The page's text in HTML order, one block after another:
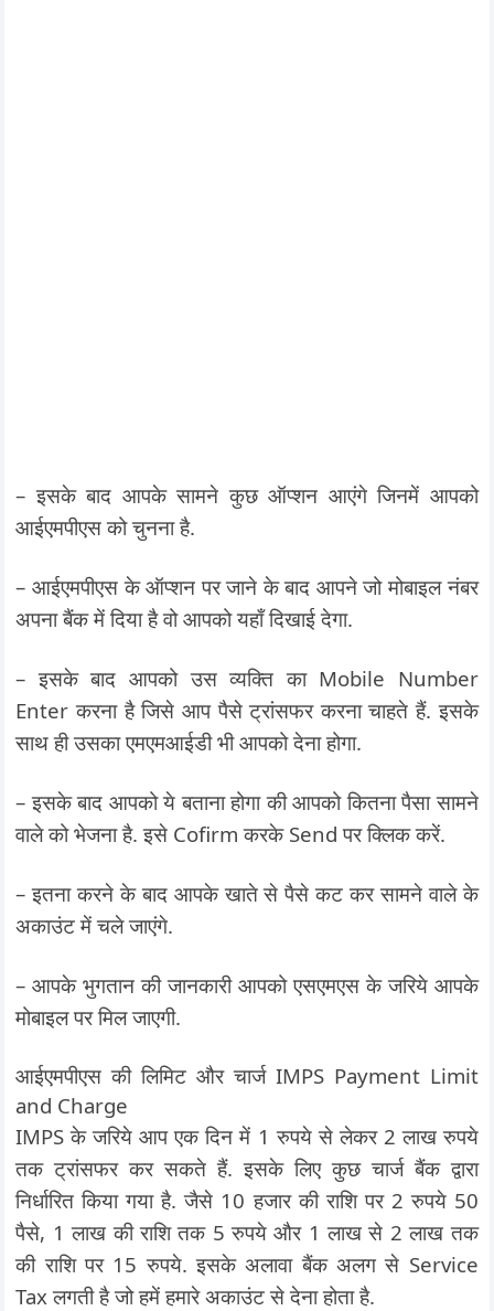
– इसके बाद आपके सामने कुछ ऑप्शन आएंगे जिनमें आपको
आईएमपीएस को चुनना है.
– आईएमपीएस के ऑप्शन पर जाने के बाद आपने जो मोबाइल नंबर
अपना बैंक में दिया है वो आपको यहाँ दिखाई देगा.
– इसके बाद आपको उस व्यक्ति का Mobile Number
Enter करना है जिसे आप पैसे ट्रांसफर करना चाहते हैं. इसके
साथ ही उसका एमएमआईडी भी आपको देना होगा.
– इसके बाद आपको ये बताना होगा की आपको कितना पैसा सामने
वाले को भेजना है. इसे Cofirm करके Send पर क्लिक करें.
– इतना करने के बाद आपके खाते से पैसे कट कर सामने वाले के
अकाउंट में चले जाएंगे.
– आपके भुगतान की जानकारी आपको एसएमएस के जरिये आपके
मोबाइल पर मिल जाएगी.
आईएमपीएस की लिमिट और चार्ज IMPS Payment Limit
and Charge
IMPS के जरिये आप एक दिन में 1 रुपये से लेकर 2 लाख रुपये
तक ट्रांसफर कर सकते हैं. इसके लिए कुछ चार्ज बैंक द्वारा
निर्धारित किया गया है. जैसे 10 हजार की राशि पर 2 रुपये 50
पैसे, 1 लाख की राशि तक 5 रुपये और 1 लाख से 2 लाख तक
की राशि पर 15 रुपये. इसके अलावा बैंक अलग से Service
Tax लगती है जो हमें हमारे अकाउंट से देना होता है.